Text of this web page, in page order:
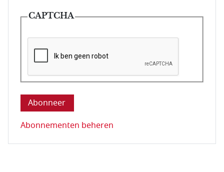
CAPTCHA
Deze vraag is om te controleren dat u een mens
Abonnementen beheren